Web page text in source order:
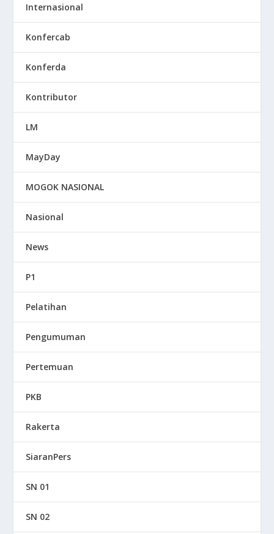
Internasional
Konfercab
Konferda
Kontributor
LM
MayDay
MOGOK NASIONAL
Nasional
News
P1
Pelatihan
Pengumuman
Pertemuan
PKB
Rakerta
SiaranPers
SN 01
SN 02